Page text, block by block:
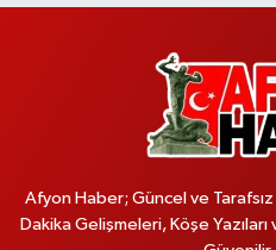
Afyon Haber; Güncel ve
Dakika Gelişmeleri, Köşe